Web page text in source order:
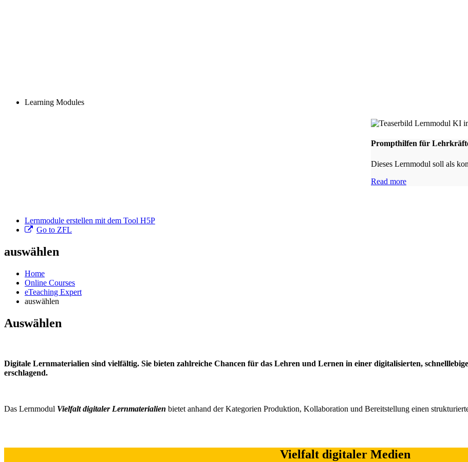
Learning Modules
Prompthilfen für
Dieses Lernmodul soll als
Read more
Lernmodule erstellen mit dem Tool H5P
Go to ZFL
auswählen
Home
Online Courses
eTeaching Expert
auswählen
Auswählen
Digitale Lernmaterialien sind vielfältig. Sie bieten zahlreiche Chancen für das Lehren und Lernen in einer digitalisierten,
erschlagend.
Das Lernmodul Vielfalt digitaler Lernmaterialien bietet anhand der Kategorien Produktion, Kollaboration und Bereitstellung einen
Vielfalt digitaler Medien